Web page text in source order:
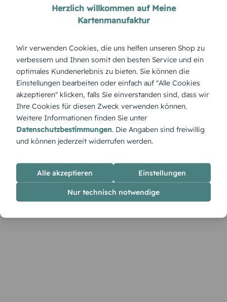
Produktbeschreibung
„Heiliger Abend“ fängt die besinnlichste Nacht des Jahres
ein: Kerzenlicht spiegelt sich in glänzenden Kugeln, während
draußen der Schnee leise fällt. Eine Einladung, die innere
Ruhe und festliche Vorfreude vermittelt.
Herzlich willkommen auf Meine
Kartenmanufaktur
Wir verwenden Cookies, die uns helfen unseren Shop zu
verbessern und Ihnen somit den besten Service und ein
optimales Kundenerlebnis zu bieten. Sie können die
Einstellungen bearbeiten oder einfach auf "Alle Cookies
akzeptieren" klicken, falls Sie einverstanden sind, dass wir
Ihre Cookies für diesen Zweck verwenden können.
Weitere Informationen finden Sie unter
Datenschutzbestimmungen. Die Angaben sind freiwillig
und können jederzeit widerrufen werden.
Alle akzeptieren Einstellungen
Nur technisch notwendige